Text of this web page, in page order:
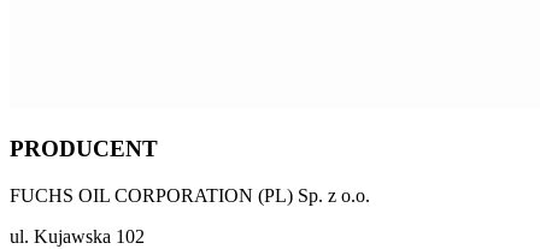
PRODUCENT
FUCHS OIL CORPORATION (PL) Sp. z o.o.
ul. Kujawska 102